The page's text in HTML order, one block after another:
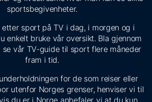
sportsbegivenheter.
sport på TV i dag, i morgen og i
enkelt bruke vår oversikt. Bla gjennom
se vår TV-guide til sport flere måneder
fram i tid.
for de som reiser eller
utenfor Norges grenser, henviser vi til
du er i Norge anbefaler vi at du kun